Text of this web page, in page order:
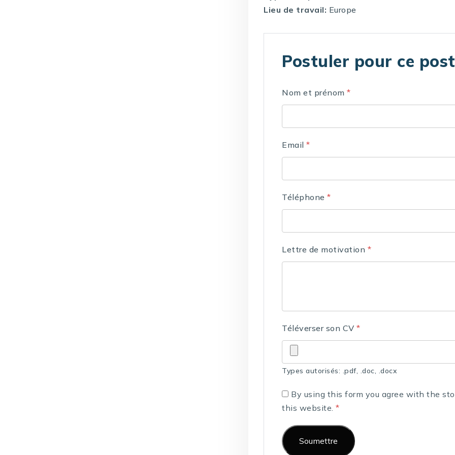
Lieu de travail: Europe
Postuler pour ce
Nom et prénom*
Email*
Téléphone*
Lettre de motivation *
Téléverser son CV*
Types autorisés: .pdf, .doc, .docx
By using this form you agree with the
this website.*